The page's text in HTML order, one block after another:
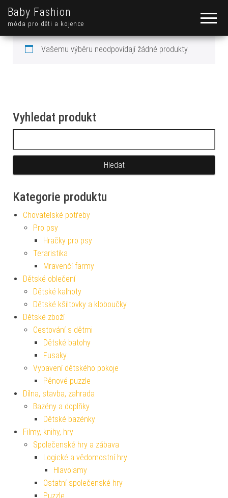
Baby Fashion
móda pro děti a kojence
Vašemu výběru neodpovídají žádné produkty.
Vyhledat produkt
Kategorie produktu
Chovatelské potřeby
Pro psy
Hračky pro psy
Teraristika
Mravenčí farmy
Dětské oblečení
Dětské kalhoty
Dětské kšiltovky a kloboučky
Dětské zboží
Cestování s dětmi
Dětské batohy
Fusaky
Vybavení dětského pokoje
Pěnové puzzle
Dílna, stavba, zahrada
Bazény a doplňky
Dětské bazénky
Filmy, knihy, hry
Společenské hry a zábava
Logické a vědomostní hry
Hlavolamy
Ostatní společenské hry
Puzzle